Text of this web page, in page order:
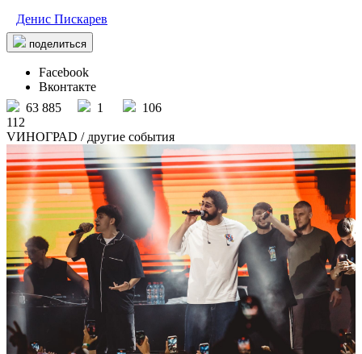
Денис Пискарев
поделиться
Facebook
Вконтакте
63 885
1
106
112
VИНОГРАD / другие события